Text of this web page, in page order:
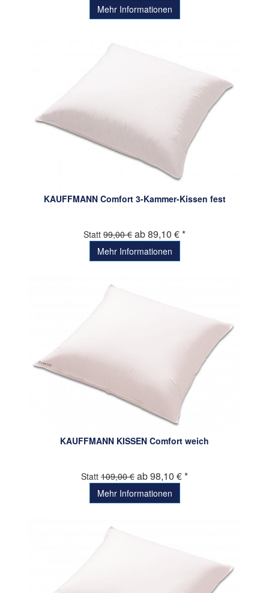
Mehr Informationen
KAUFFMANN Comfort 3-Kammer-Kissen fest
Statt 99,00 € ab 89,10 € *
Mehr Informationen
KAUFFMANN KISSEN Comfort weich
Statt 109,00 € ab 98,10 € *
Mehr Informationen